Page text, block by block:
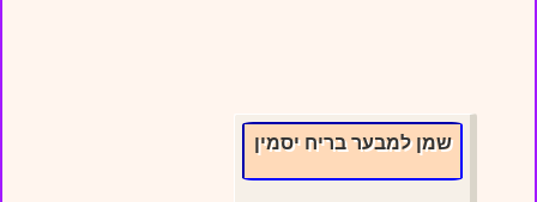
שמן למבער בריח יסמין